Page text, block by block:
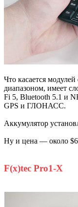
Что касается
диапазоном, имеет
Fi 5, Bluetooth 5.1 и
GPS и ГЛОНАСС.
Аккумулятор
Ну и цена — около
F(x)tec Pro1-X